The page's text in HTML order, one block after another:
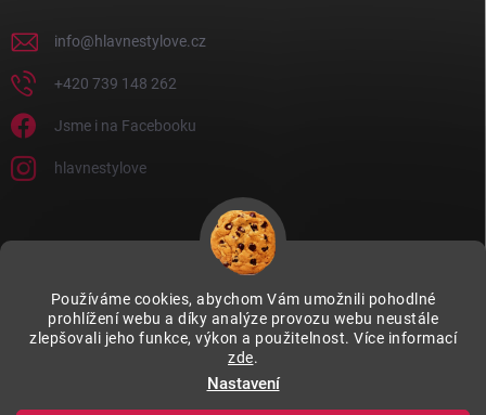
Používáme cookies, abychom Vám umožnili pohodlné
prohlížení webu a díky analýze provozu webu neustále
zlepšovali jeho funkce, výkon a použitelnost. Více informací
zde.
Nastavení
info@hlavnestylove.cz
+420 739 148 262
Jsme i na Facebooku
hlavnestylove
Copyright 2026Hlavně stylově. Všechna práva vyhrazena.